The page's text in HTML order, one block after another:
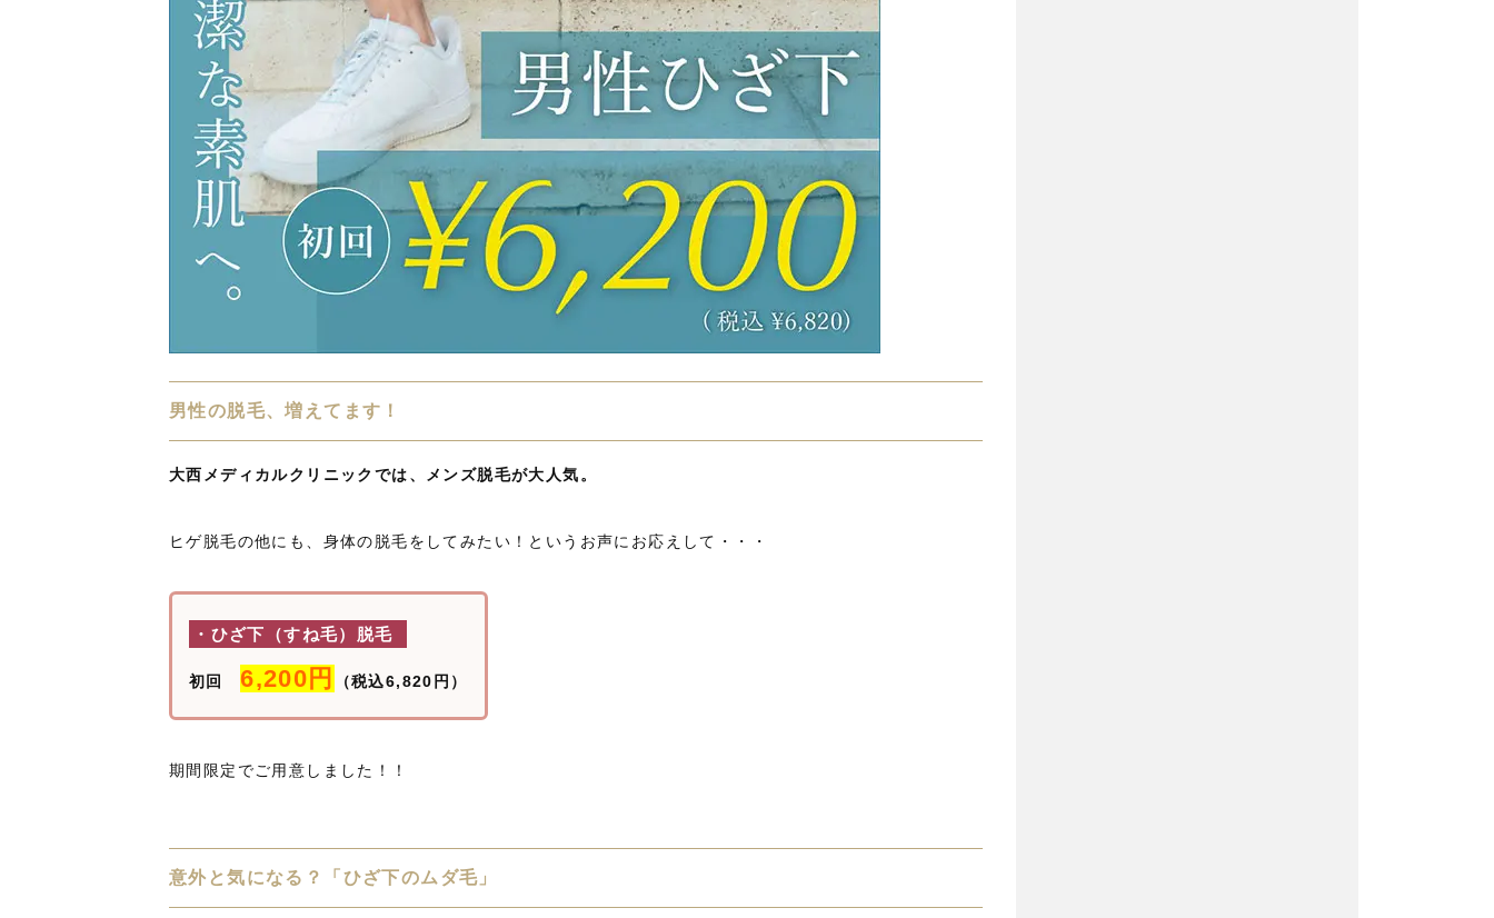
男性の脱毛、増えてます！
大西メディカルクリニックでは、メンズ脱毛が大人気。
ヒゲ脱毛の他にも、身体の脱毛をしてみたい！というお声にお応えして・・・
・ひざ下（すね毛）脱毛
初回6,200円 （税込6,820円）
期間限定でご用意しました！！
意外と気になる？「ひざ下のムダ毛」